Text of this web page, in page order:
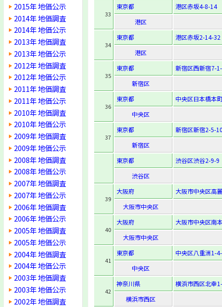
2015年 地価公示
2014年 地価調査
2014年 地価公示
2013年 地価調査
2013年 地価公示
2012年 地価調査
2012年 地価公示
2011年 地価調査
2011年 地価公示
2010年 地価調査
2010年 地価公示
2009年 地価調査
2009年 地価公示
2008年 地価調査
2008年 地価公示
2007年 地価調査
2007年 地価公示
2006年 地価調査
2006年 地価公示
2005年 地価調査
2005年 地価公示
2004年 地価調査
2004年 地価公示
2003年 地価調査
2003年 地価公示
2002年 地価調査
33
東京都
港区赤坂4-8-14
港区
34
東京都
港区赤坂2-14-32
港区
35
東京都
新宿区西新宿7-
新宿区
36
東京都
中央区日本橋本
中央区
37
東京都
新宿区新宿2-5-
新宿区
東京都
渋谷区渋谷2-9-9
渋谷区
39
大阪府
大阪市中央区高
大阪市中央区
40
大阪府
大阪市中央区南
大阪市中央区
41
東京都
中央区八重洲1-
中央区
42
神奈川県
横浜市西区北幸
横浜市西区